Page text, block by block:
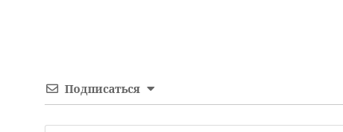
Подписаться